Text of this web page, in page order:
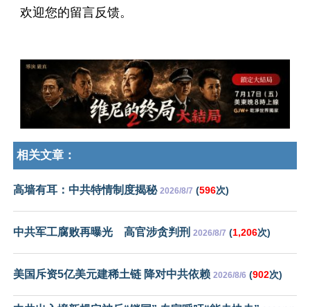
欢迎您的留言反馈。
相关文章：
高墙有耳：中共特情制度揭秘 2026/8/7 (596次)
中共军工腐败再曝光 高官涉贪判刑 2026/8/7 (1,206次)
美国斥资5亿美元建稀土链 降对中共依赖 2026/8/6 (902次)